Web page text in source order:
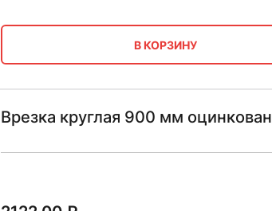
В КОРЗИНУ
Врезка круглая 900 мм